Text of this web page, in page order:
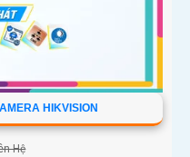
HIKVISION
Hệ